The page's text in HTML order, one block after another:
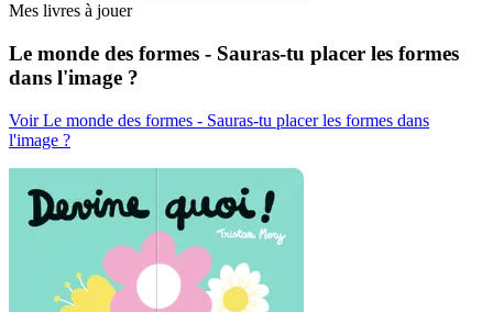
Mes livres à jouer
Le monde des formes - Sauras-tu placer les formes
dans l'image ?
Voir Le monde des formes - Sauras-tu placer les formes dans
l'image ?